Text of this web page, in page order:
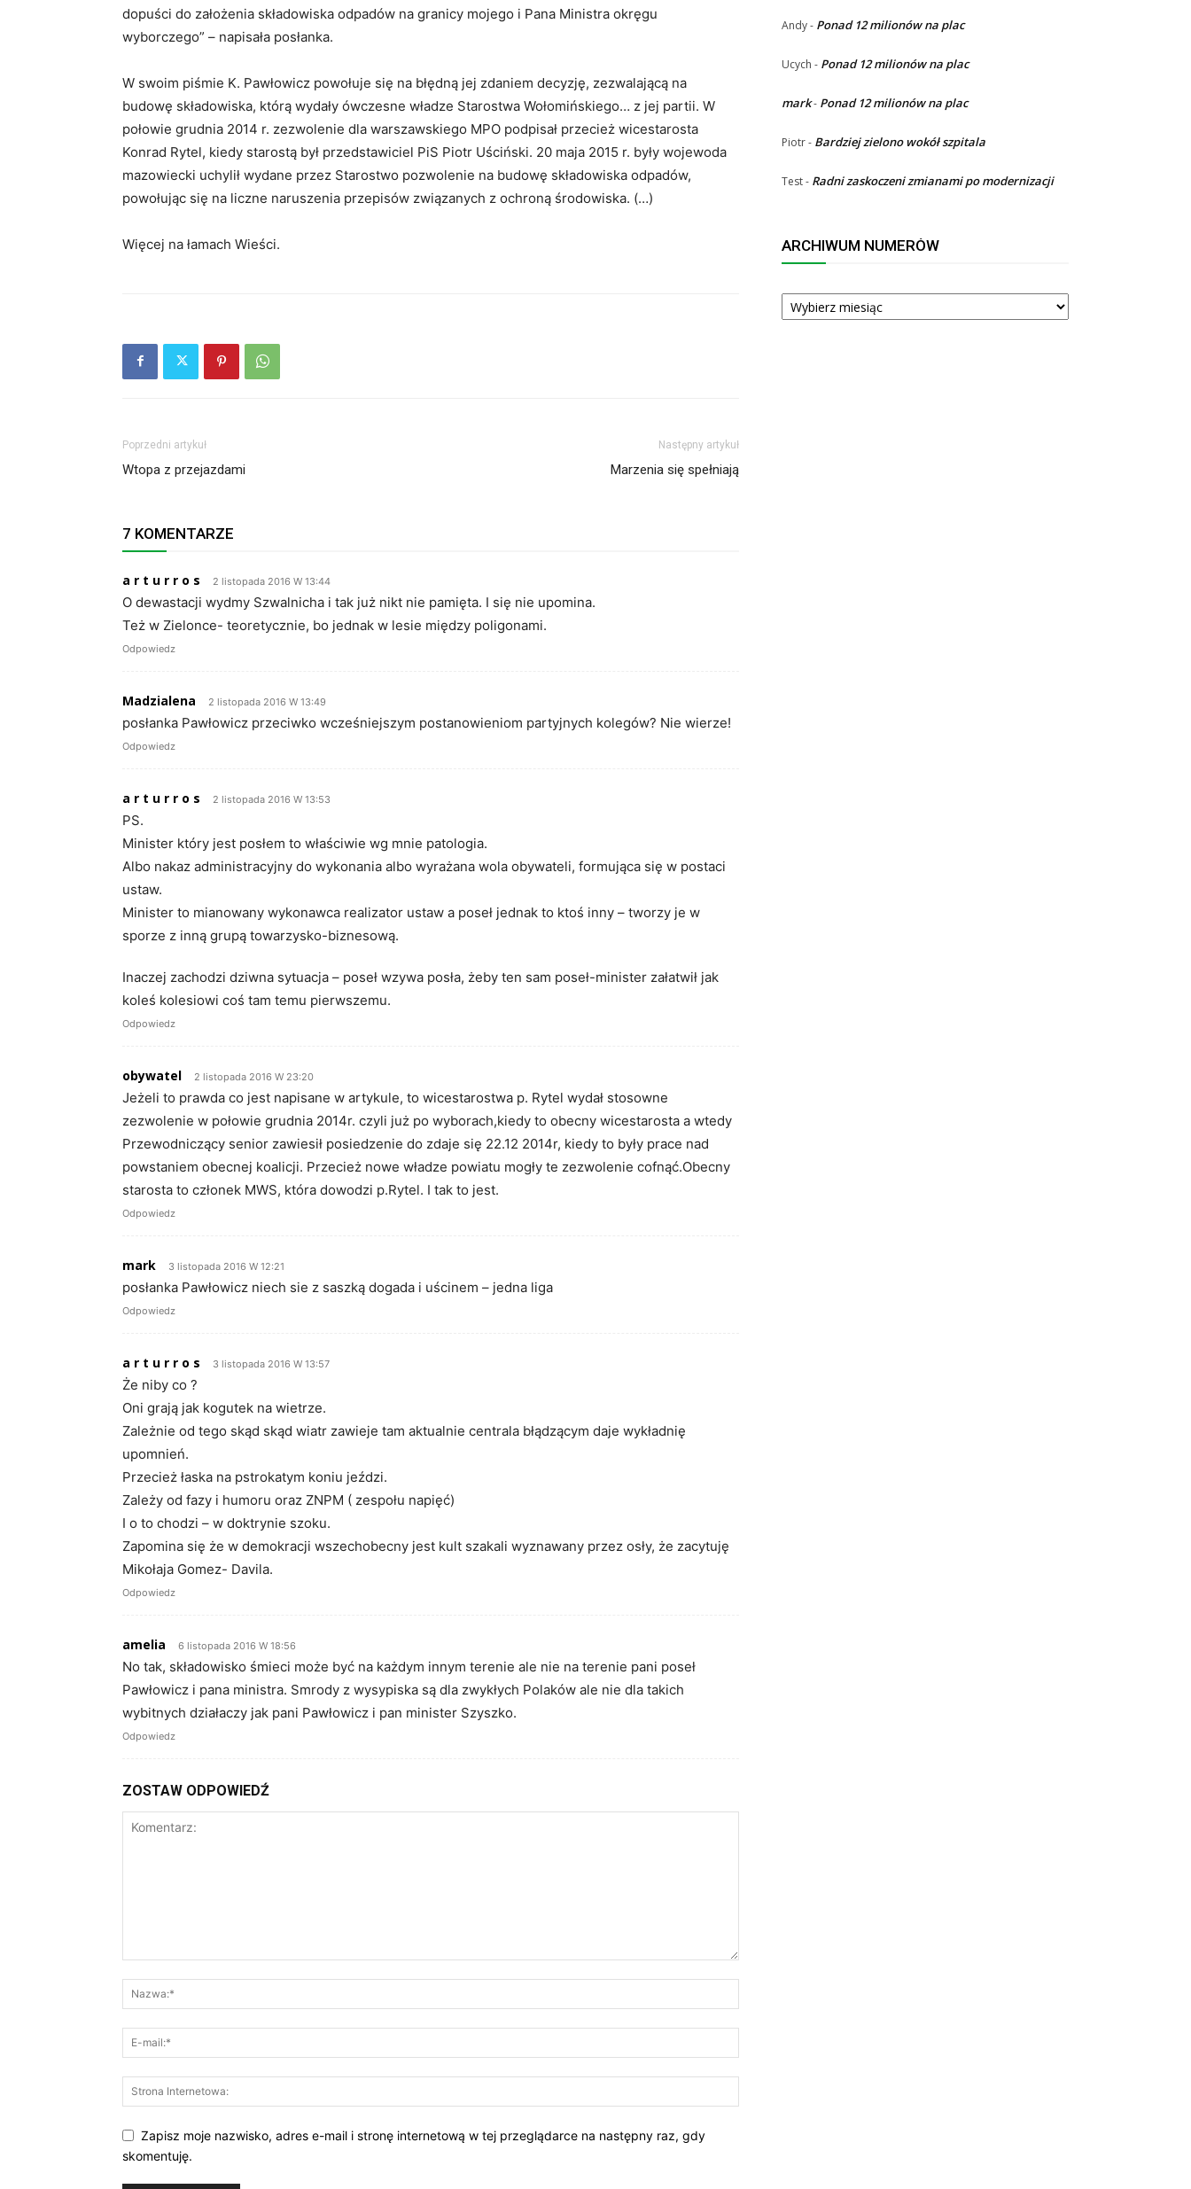
dopuści do założenia składowiska odpadów na granicy mojego i Pana Ministra okręgu
wyborczego” – napisała posłanka.
W swoim piśmie K. Pawłowicz powołuje się na błędną jej zdaniem decyzję, zezwalającą na
budowę składowiska, którą wydały ówczesne władze Starostwa Wołomińskiego… z jej partii. W
połowie grudnia 2014 r. zezwolenie dla warszawskiego MPO podpisał przecież wicestarosta
Konrad Rytel, kiedy starostą był przedstawiciel PiS Piotr Uściński. 20 maja 2015 r. były wojewoda
mazowiecki uchylił wydane przez Starostwo pozwolenie na budowę składowiska odpadów,
powołując się na liczne naruszenia przepisów związanych z ochroną środowiska. (…)
Więcej na łamach Wieści.
Poprzedni artykuł
Wtopa z przejazdami
Następny artykuł
Marzenia się spełniają
7 KOMENTARZE
a r t u r r o s 2 listopada 2016 W 13:44
O dewastacji wydmy Szwalnicha i tak już nikt nie pamięta. I się nie upomina.
Też w Zielonce- teoretycznie, bo jednak w lesie między poligonami.
Odpowiedz
Madzialena 2 listopada 2016 W 13:49
posłanka Pawłowicz przeciwko wcześniejszym postanowieniom partyjnych kolegów? Nie wierze!
Odpowiedz
a r t u r r o s 2 listopada 2016 W 13:53
PS.
Minister który jest posłem to właściwie wg mnie patologia.
Albo nakaz administracyjny do wykonania albo wyrażana wola obywateli, formująca się w postaci
ustaw.
Minister to mianowany wykonawca realizator ustaw a poseł jednak to ktoś inny – tworzy je w
sporze z inną grupą towarzysko-biznesową.
Inaczej zachodzi dziwna sytuacja – poseł wzywa posła, żeby ten sam poseł-minister załatwił jak
koleś kolesiowi coś tam temu pierwszemu.
Odpowiedz
obywatel 2 listopada 2016 W 23:20
Jeżeli to prawda co jest napisane w artykule, to wicestarostwa p. Rytel wydał stosowne
zezwolenie w połowie grudnia 2014r. czyli już po wyborach,kiedy to obecny wicestarosta a wtedy
Przewodniczący senior zawiesił posiedzenie do zdaje się 22.12 2014r, kiedy to były prace nad
powstaniem obecnej koalicji. Przecież nowe władze powiatu mogły te zezwolenie cofnąć.Obecny
starosta to członek MWS, która dowodzi p.Rytel. I tak to jest.
Odpowiedz
mark 3 listopada 2016 W 12:21
posłanka Pawłowicz niech sie z saszką dogada i uścinem – jedna liga
Odpowiedz
a r t u r r o s 3 listopada 2016 W 13:57
Że niby co ?
Oni grają jak kogutek na wietrze.
Zależnie od tego skąd skąd wiatr zawieje tam aktualnie centrala błądzącym daje wykładnię
upomnień.
Przecież łaska na pstrokatym koniu jeździ.
Zależy od fazy i humoru oraz ZNPM ( zespołu napięć)
I o to chodzi – w doktrynie szoku.
Zapomina się że w demokracji wszechobecny jest kult szakali wyznawany przez osły, że zacytuję
Mikołaja Gomez- Davila.
Odpowiedz
amelia 6 listopada 2016 W 18:56
No tak, składowisko śmieci może być na każdym innym terenie ale nie na terenie pani poseł
Pawłowicz i pana ministra. Smrody z wysypiska są dla zwykłych Polaków ale nie dla takich
wybitnych działaczy jak pani Pawłowicz i pan minister Szyszko.
Odpowiedz
ZOSTAW ODPOWIEDŹ
Zapisz moje nazwisko, adres e-mail i stronę internetową w tej przeglądarce na następny raz, gdy
skomentuję.
Andy- Ponad 12 milionów na plac
Ucych - Ponad 12 milionów na plac
mark- Ponad 12 milionów na plac
Piotr- Bardziej zielono wokół szpitala
Test- Radni zaskoczeni zmianami po modernizacji
ARCHIWUM NUMERÓW
ARCHIWUM
NUMERÓW